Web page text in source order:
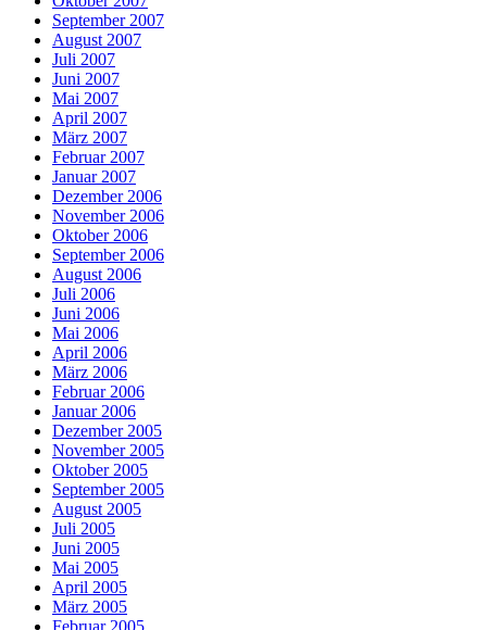
September 2007
August 2007
Juli 2007
Juni 2007
Mai 2007
April 2007
März 2007
Februar 2007
Januar 2007
Dezember 2006
November 2006
Oktober 2006
September 2006
August 2006
Juli 2006
Juni 2006
Mai 2006
April 2006
März 2006
Februar 2006
Januar 2006
Dezember 2005
November 2005
Oktober 2005
September 2005
August 2005
Juli 2005
Juni 2005
Mai 2005
April 2005
März 2005
Februar 2005